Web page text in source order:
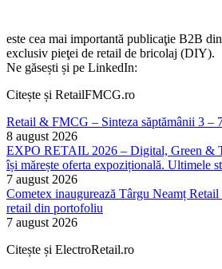
este cea mai importantă publicaţie B2B
exclusiv pieţei de retail de bricolaj (DIY).
Ne găsești și pe LinkedIn:
Citește și RetailFMCG.ro
Retail & FMCG – Sinteza săptămânii 3 –
8 august 2026
EXPO RETAIL 2026 – Digital, Green &
își mărește oferta expozițională. Ultimele
7 august 2026
Cometex inaugurează Târgu Neamț
retail din portofoliu
7 august 2026
Citește și ElectroRetail.ro